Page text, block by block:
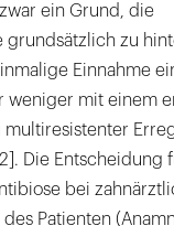
ein Grund, die
grundsätzlich zu
Einnahme
weniger mit einem
multiresistenter
Die Entscheidung
bei
Patienten